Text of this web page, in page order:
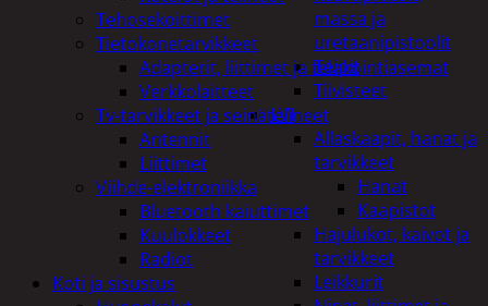
massa ja
uretaanipistoolit
Teipit
Tiivisteet
LVI
Allaskaapit, hanat ja
tarvikkeet
Hanat
Kaapistot
Hajulukot, kaivot ja
tarvikkeet
Leikkurit
Tehosekoittimet
Tietokonetarvikkeet
Adapterit, liittimet ja telakointiasemat
Verkkolaitteet
Tv-tarvikkeet ja seinätelineet
Antennit
Liittimet
Viihde-elektroniikka
Bluetooth kaiuttimet
Kuulokkeet
Radiot
Koti ja sisustus